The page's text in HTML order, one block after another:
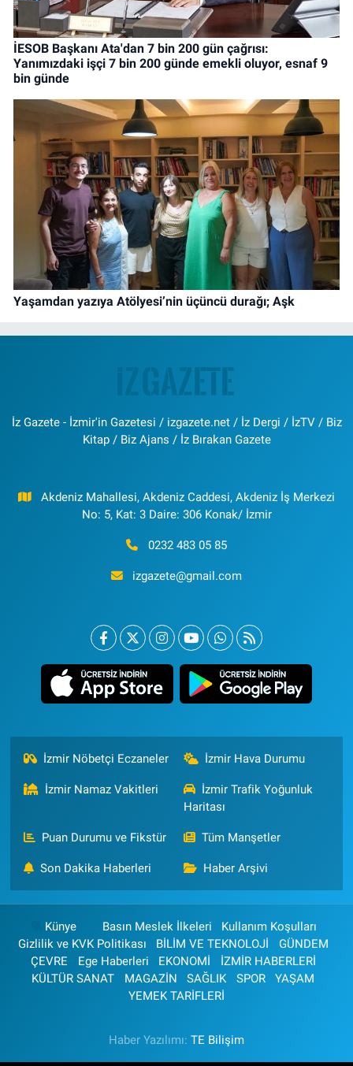
İESOB Başkanı Ata'dan 7 bin 200 gün çağrısı:
Yanımızdaki işçi 7 bin 200 günde emekli oluyor, esnaf 9
bin günde
Yaşamdan yazıya Atölyesi’nin üçüncü durağı; Aşk
İz Gazete - İzmir'in Gazetesi / izgazete.net / İz Dergi / İzTV / Biz
Kitap / Biz Ajans / İz Bırakan Gazete
Akdeniz Mahallesi, Akdeniz Caddesi, Akdeniz İş Merkezi
No: 5, Kat: 3 Daire: 306 Konak/ İzmir
0232 483 05 85
izgazete@gmail.com
İzmir Nöbetçi Eczaneler İzmir Hava Durumu
İzmir Namaz Vakitleri
İzmir Trafik Yoğunluk
Haritası
Puan Durumu ve Fikstür Tüm Manşetler
Son Dakika Haberleri Haber Arşivi
Künye Basın Meslek İlkeleri
Kullanım Koşulları
Gizlilik ve KVK Politikası
BİLİM VE TEKNOLOJİ
GÜNDEM
ÇEVRE
Ege Haberleri EKONOMİ
İZMİR HABERLERİ
KÜLTÜR SANAT
MAGAZİN SAĞLIK SPOR
YAŞAM
YEMEK TARİFLERİ
Haber Yazılımı: TE Bilişim